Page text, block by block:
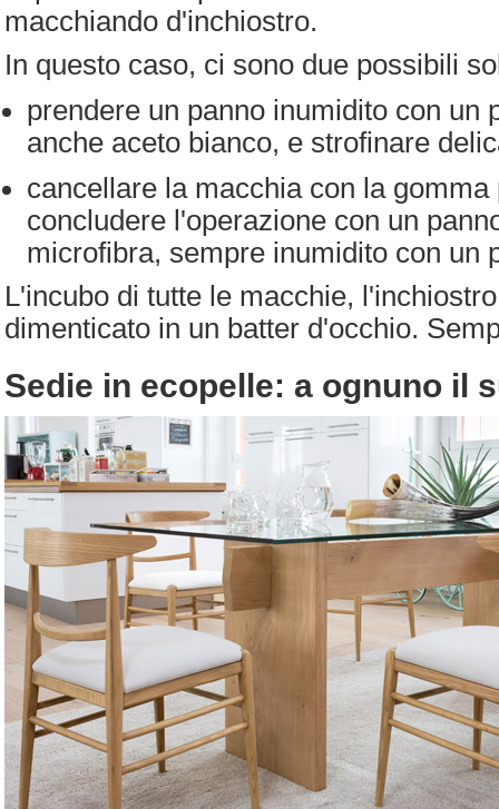
macchiando d'inchiostro.
In questo caso, ci sono due possibili
prendere un panno inumidito con un
anche aceto bianco, e strofinare
cancellare la macchia con la gomma
concludere l'operazione con un
microfibra, sempre inumidito con un
L'incubo di tutte le macchie,
dimenticato in un batter d'occhio.
Sedie in ecopelle: a ognuno il